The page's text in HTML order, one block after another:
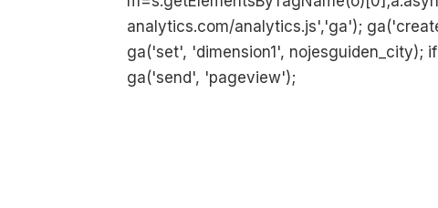
analytics.com/analytics.js','ga');
ga('set', 'dimension1', nojesguiden_city);
ga('send', 'pageview');